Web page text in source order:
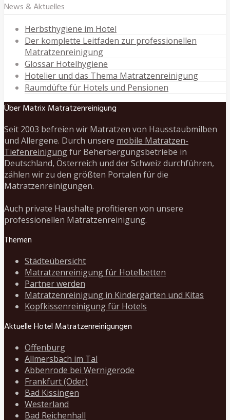
News & Aktuelles
Herbsthygiene im Hotel
Der komplette Leitfaden zur professionellen
Matratzenreinigung
Glossar Hotelhygiene
Hotelier und das Thema Matratzenreinigung
Raumdüfte für Hotels und Pensionen
Über Matrix Matratzenreinigung
Seit 2003 befreien wir Matratzen von Hausstaubmilben
und Allergene. Durch unsere mobile Matratzen-
Tiefenreinigungfür Beherbergungsbetriebe in
Deutschland, Österreich und der Schweiz durchführen,
zählen wir zu den größten Portalen für die
Matratzenreinigungen.
Auch private Haushalte profitieren von unsere
professionellen Matratzenreinigung.
Themen
Städteübersicht
Matratzenreinigung für Hotelbetten
Partner werden
Matratzenreinigung in Kindergärten und Kitas
Kopfkissenreinigung für Hotels
Aktuelle Hotel Matratzenreinigungen
Offenburg
Allmersbach im Tal
Abbenrode bei Wernigerode
Frankfurt (Oder)
Bad Kissingen
Westerland
Bad Reichenhall